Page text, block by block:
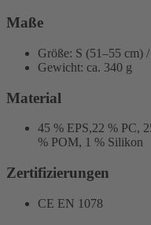
Maße
Größe: S (51–55 cm)
Gewicht: ca. 340 g
Material
45 % EPS,22 % PC,
% POM, 1 % Silikon
Zertifizierungen
CE EN 1078